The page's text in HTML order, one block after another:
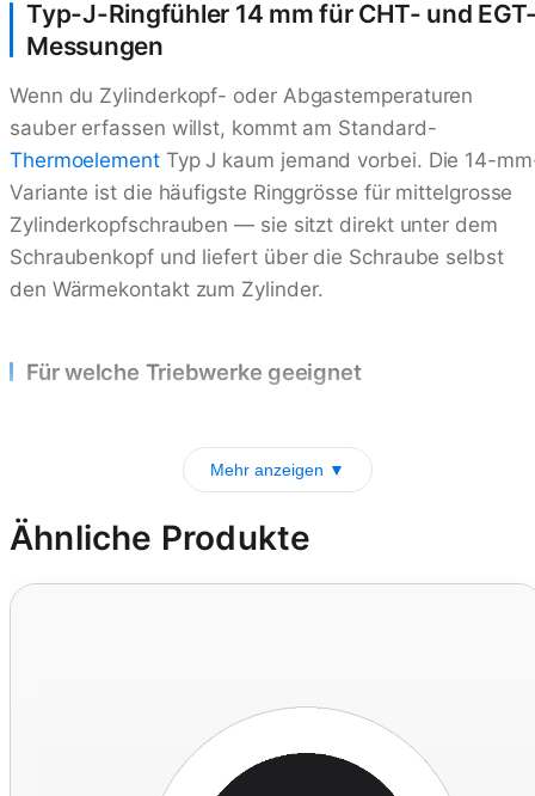
Typ-J-Ringfühler 14 mm für CHT- und
Messungen
Wenn du Zylinderkopf- oder Abgastemperaturen
sauber erfassen willst, kommt am Standard-
ThermoelementTyp J kaum jemand vorbei. Die 14-
Variante ist die häufigste Ringgrösse für mittelgrosse
Zylinderkopfschrauben — sie sitzt direkt unter dem
Schraubenkopf und liefert über die Schraube selbst
den Wärmekontakt zum Zylinder.
Für welche Triebwerke geeignet
Mehr anzeigen ▼
Ähnliche Produkte